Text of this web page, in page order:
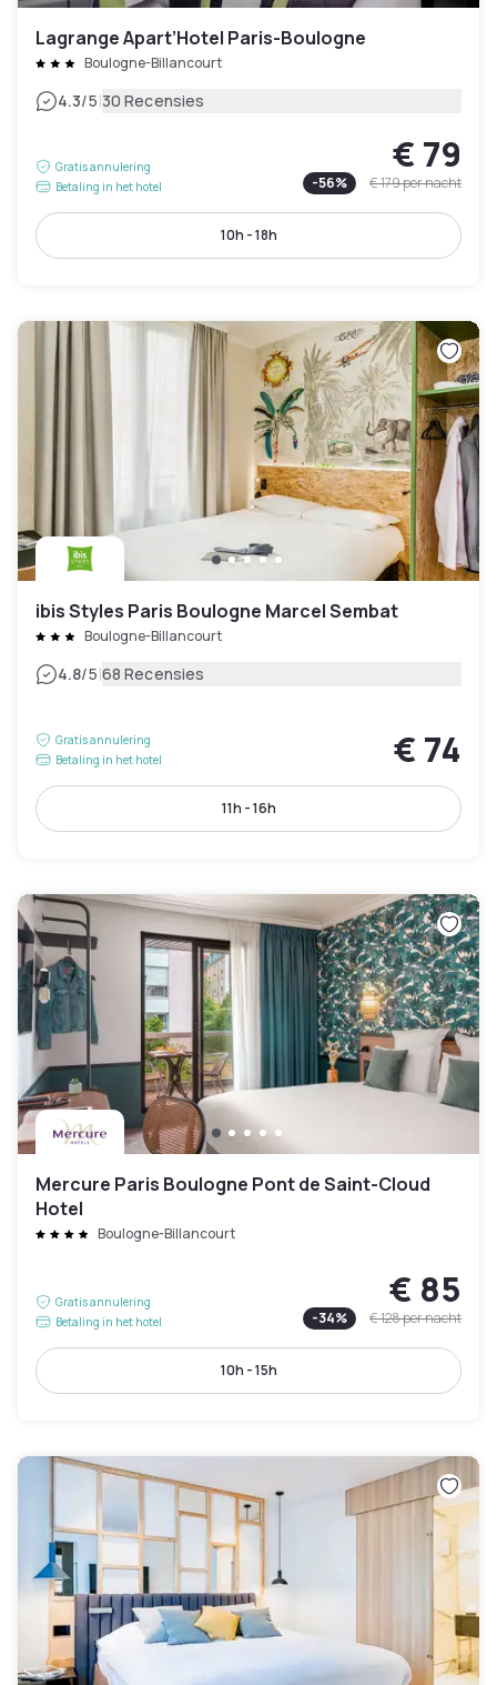
Lagrange Apart’Hotel Paris-Boulogne
Boulogne-Billancourt
4.3/5|30 Recensies
Gratis annulering
Betaling in het hotel
€ 79
-56% € 179per nacht
10h - 18h
ibis Styles Paris Boulogne Marcel Sembat
Boulogne-Billancourt
4.8/5|68 Recensies
Gratis annulering
Betaling in het hotel
€ 74
11h - 16h
Mercure Paris Boulogne Pont de Saint-Cloud
Hotel
Boulogne-Billancourt
Gratis annulering
Betaling in het hotel
€ 85
-34% € 128per nacht
10h - 15h